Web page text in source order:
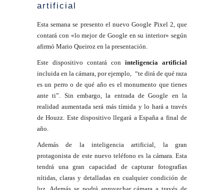
artificial
Esta semana se presento el nuevo Google Pixel 2, que
contará con «lo mejor de Google en su interior» según
afirmó Mario Queiroz en la presentación.
Este dispositivo contará con inteligencia artificial
incluida en la cámara, por ejemplo, “te dirá de qué raza
es un perro o de qué año es el monumento que tienes
ante ti”. Sin embargo, la entrada de Google en la
realidad aumentada será más tímida y lo hará a través
de Houzz. Este dispositivo llegará a España a final de
año.
Además de la inteligencia artificial, la gran
protagonista de este nuevo teléfono es la cámara. Esta
tendrá una gran capacidad de capturar fotografías
nítidas, claras y detalladas en cualquier condición de